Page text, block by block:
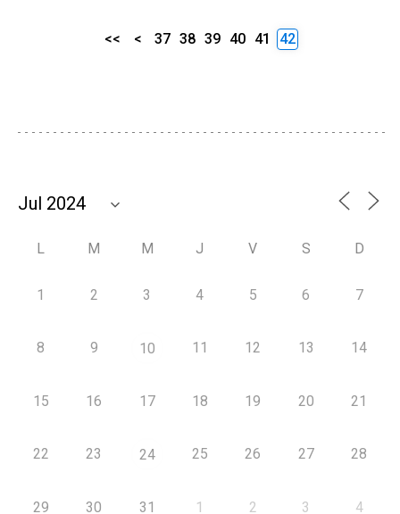
<< < 37 38 39 40 41 42
L M M J V S D
1 2 3 4 5 6 7
8 9 10 11 12 13 14
15 16 17 18 19 20 21
22 23 24 25 26 27 28
29 30 31 1 2 3 4